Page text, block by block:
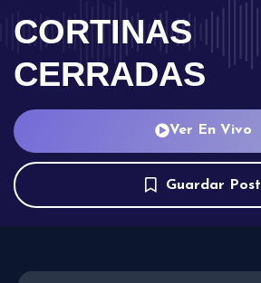
CORTINAS
CERRADAS
Ver En Vivo
Guardar Post